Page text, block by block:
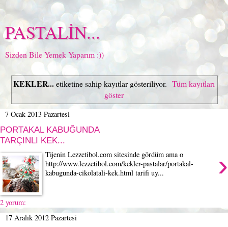
PASTALİN...
Sizden Bile Yemek Yaparım :))
KEKLER...etiketine sahip kayıtlar gösteriliyor. Tüm kayıtları
göster
7 Ocak 2013 Pazartesi
PORTAKAL KABUĞUNDA
TARÇINLI KEK...
›
Tijenin Lezzetibol.com sitesinde gördüm ama o
http://www.lezzetibol.com/kekler-pastalar/portakal-
kabugunda-cikolatali-kek.html tarifi uy...
2 yorum:
17 Aralık 2012 Pazartesi